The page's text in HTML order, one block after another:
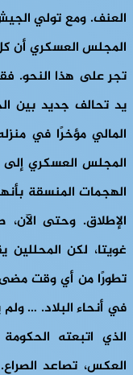
المجلس العسكري أن
تجرِ على هذا النحو.
يد تحالف جديد بين
المالي مؤخرًا في
المجلس العسكري إلى
الهجمات المنسقة
الإطلاق. وحتى
غويتا، لكن المحللين
تطورًا من أي وقت
في أنحاء البلاد. …
الذي اتبعته
العكس، تصاعد